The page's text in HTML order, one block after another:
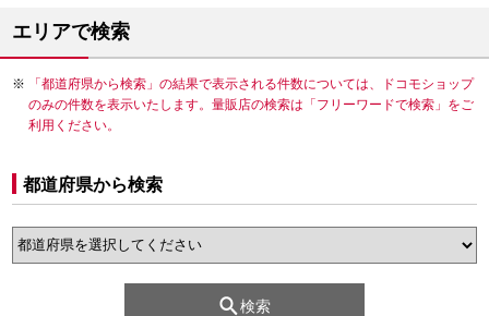
エリアで検索
「都道府県から検索」の結果で表示される件数については、ドコモショップ
のみの件数を表示いたします。量販店の検索は「フリーワードで検索」をご
利用ください。
都道府県から検索
検索